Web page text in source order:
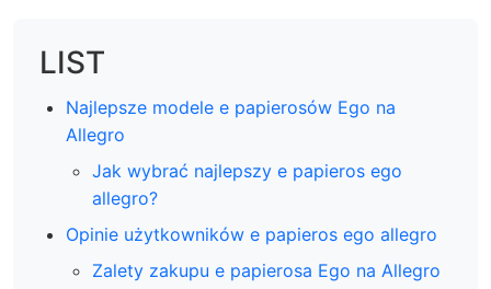
LIST
Najlepsze modele e papierosów Ego na
Allegro
Jak wybrać najlepszy e papieros ego
allegro?
Opinie użytkowników e papieros ego allegro
Zalety zakupu e papierosa Ego na Allegro